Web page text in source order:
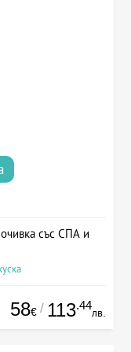
със СПА и
58€ / 113.44
лв.